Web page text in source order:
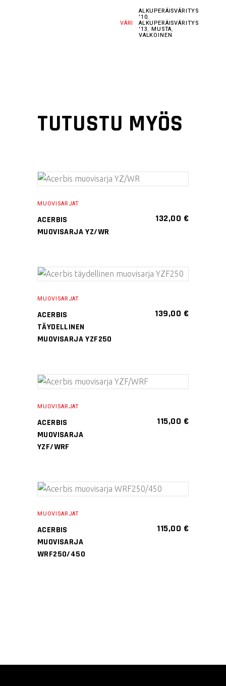
VÄRI
ALKUPERÄISVÄRITYS
'10,
ALKUPERÄISVÄRITYS
'13,MUSTA,
VALKOINEN
TUTUSTU MYÖS
MUOVISARJAT
ACERBIS
MUOVISARJA YZ/WR
132,00 €
Tällä
on
tuotteen
MUOVISARJAT
ACERBIS
TÄYDELLINEN
MUOVISARJA YZF250
139,00 €
Tällä
on
MUOVISARJAT
ACERBIS
MUOVISARJA
YZF/WRF
115,00 €
MUOVISARJAT
ACERBIS
MUOVISARJA
WRF250/450
115,00 €